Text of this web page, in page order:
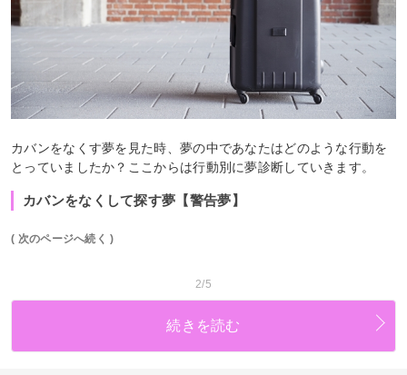
カバンをなくす夢を見た時、夢の中であなたはどのような行動を
とっていましたか？ここからは行動別に夢診断していきます。
カバンをなくして探す夢【警告夢】
( 次のページへ続く )
2/5
続きを読む